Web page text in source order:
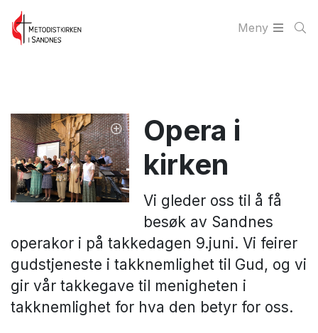
Meny
Opera i
kirken
Vi gleder oss til å få
besøk av Sandnes
operakor i på takkedagen 9.juni. Vi feirer
gudstjeneste i takknemlighet til Gud, og vi
gir vår takkegave til menigheten i
takknemlighet for hva den betyr for oss.